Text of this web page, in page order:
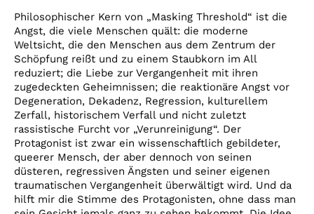
Philosophischer Kern von „Masking Threshold“ ist die
Angst, die viele Menschen quält: die moderne
Weltsicht, die den Menschen aus dem Zentrum der
Schöpfung reißt und zu einem Staubkorn im All
reduziert; die Liebe zur Vergangenheit mit ihren
zugedeckten Geheimnissen; die reaktionäre Angst vor
Degeneration, Dekadenz, Regression, kulturellem
Zerfall, historischem Verfall und nicht zuletzt
rassistische Furcht vor „Verunreinigung“. Der
Protagonist ist zwar ein wissenschaftlich gebildeter,
queerer Mensch, der aber dennoch von seinen
düsteren, regressiven Ängsten und seiner eigenen
traumatischen Vergangenheit überwältigt wird. Und da
hilft mir die Stimme des Protagonisten, ohne dass man